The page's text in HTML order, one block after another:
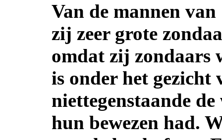
Van de mannen
zij zeer grote
omdat zij zondaars
is onder het gezicht
niettegenstaande
hun bewezen had.